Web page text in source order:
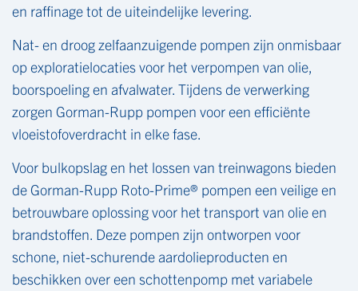
en raffinage tot de uiteindelijke levering.
Nat- en droog zelfaanzuigende pompen zijn onmisbaar
op exploratielocaties voor het verpompen van olie,
boorspoeling en afvalwater. Tijdens de verwerking
zorgen Gorman-Rupp pompen voor een efficiënte
vloeistofoverdracht in elke fase.
Voor bulkopslag en het lossen van treinwagons bieden
de Gorman-Rupp Roto-Prime® pompen een veilige en
betrouwbare oplossing voor het transport van olie en
brandstoffen. Deze pompen zijn ontworpen voor
schone, niet-schurende aardolieproducten en
beschikken over een schottenpomp met variabele